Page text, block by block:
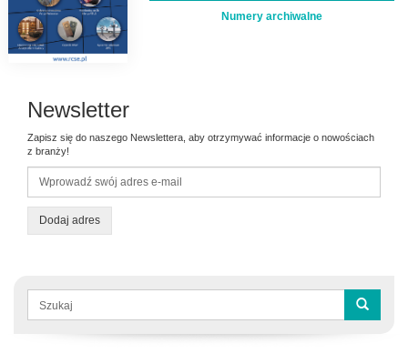
Numery archiwalne
Newsletter
Zapisz się do naszego Newslettera, aby otrzymywać informacje o nowościach
z branży!
Dodaj adres
Formularz
wyszukiwania